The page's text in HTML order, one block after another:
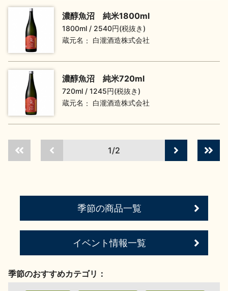
イベント情報TOP 新商品・おすすめ商品
季節の商品
美味しい地酒の選び方
濃醇魚沼 純米1800ml
1800ml
2540円(税抜き)
蔵元名
白瀧酒造株式会社
濃醇魚沼 純米720ml
720ml
1245円(税抜き)
蔵元名
白瀧酒造株式会社
1/2
季節の商品一覧
イベント情報一覧
季節のおすすめカテゴリ：